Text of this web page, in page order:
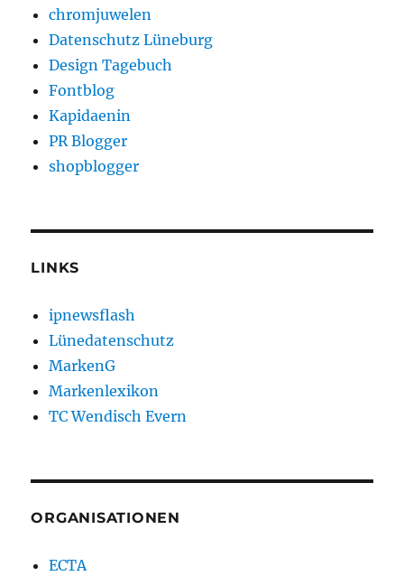
chromjuwelen
Datenschutz Lüneburg
Design Tagebuch
Fontblog
Kapidaenin
PR Blogger
shopblogger
LINKS
ipnewsflash
Lünedatenschutz
MarkenG
Markenlexikon
TC Wendisch Evern
ORGANISATIONEN
ECTA